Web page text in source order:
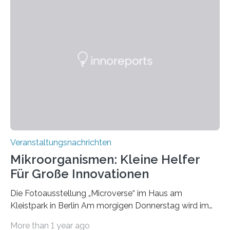
Veranstaltungsnachrichten
Mikroorganismen: Kleine Helfer
Für Große Innovationen
Die Fotoausstellung „Microverse“ im Haus am
Kleistpark in Berlin Am morgigen Donnerstag wird im
More than 1 year ago